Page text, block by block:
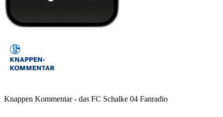
Knappen Kommentar - das FC Schalke 04 Fanradio